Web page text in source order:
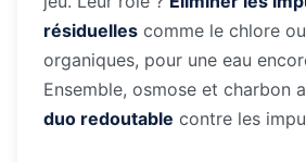
résiduelles comme le chlore
organiques, pour une eau
Ensemble, osmose et charbon
duo redoutable contre les